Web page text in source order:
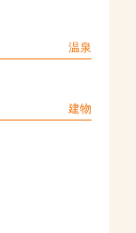
温泉
建物